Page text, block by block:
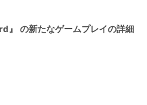
』 の新たなゲームプレイの詳細